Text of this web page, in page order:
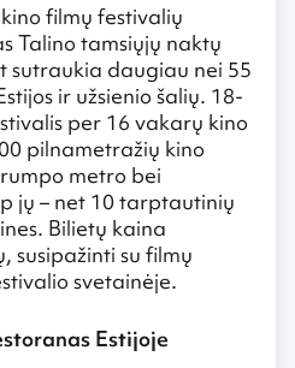
filmų festivalių
Talino tamsiųjų naktų
sutraukia daugiau nei 55
ir užsienio šalių. 18-
per 16 vakarų kino
pilnametražių kino
metro bei
jų – net 10 tarptautinių
Bilietų kaina
susipažinti su filmų
svetainėje.
Estijoje